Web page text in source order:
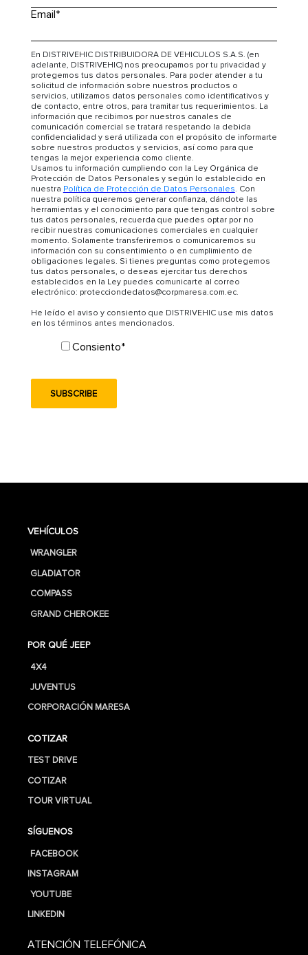
Email*
En DISTRIVEHIC DISTRIBUIDORA DE VEHICULOS S.A.S. (en
adelante, DISTRIVEHIC) nos preocupamos por tu privacidad y
protegemos tus datos personales. Para poder atender a tu
solicitud de información sobre nuestros productos o
servicios, utilizamos datos personales como identificativos y
de contacto, entre otros, para tramitar tus requerimientos. La
información que recibimos por nuestros canales de
comunicación comercial se tratará respetando la debida
confidencialidad y será utilizada con el propósito de informarte
sobre nuestros productos y servicios, así como para que
tengas la mejor experiencia como cliente.
Usamos tu información cumpliendo con la Ley Orgánica de
Protección de Datos Personales y según lo establecido en
nuestra Política de Protección de Datos Personales. Con
nuestra política queremos generar confianza, dándote las
herramientas y el conocimiento para que tengas control sobre
tus datos personales, recuerda que puedes optar por no
recibir nuestras comunicaciones comerciales en cualquier
momento. Solamente transferiremos o comunicaremos su
información con su consentimiento o en cumplimiento de
obligaciones legales. Si tienes preguntas como protegemos
tus datos personales, o deseas ejercitar tus derechos
establecidos en la Ley puedes comunicarte al correo
electrónico: protecciondedatos@corpmaresa.com.ec.
He leído el aviso y consiento que DISTRIVEHIC use mis datos
en los términos antes mencionados.
Consiento*
VEHÍCULOS
WRANGLER
GLADIATOR
COMPASS
GRAND CHEROKEE
POR QUÉ JEEP
4X4
JUVENTUS
CORPORACIÓN MARESA
COTIZAR
TEST DRIVE
COTIZAR
TOUR VIRTUAL
SÍGUENOS
FACEBOOK
INSTAGRAM
YOUTUBE
LINKEDIN
ATENCIÓN TELEFÓNICA